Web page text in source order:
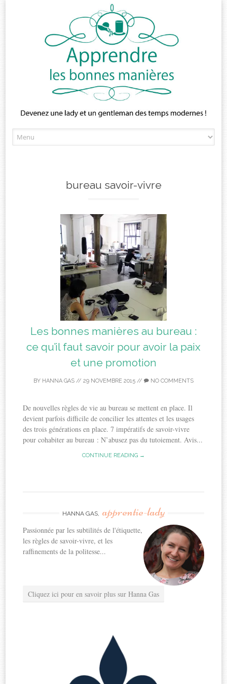
to
bureau savoir-vivre
Les bonnes manières au bureau :
ce qu’il faut savoir pour avoir la paix
et une promotion
BY HANNA GAS // 29 NOVEMBRE 2015 // NO COMMENTS
De nouvelles règles de vie au bureau se mettent en place. Il
devient parfois difficile de concilier les attentes et les usages
des trois générations en place. 7 impératifs de savoir-vivre
pour cohabiter au bureau : N’abusez pas du tutoiement. Avis...
CONTINUE READING →
HANNA GAS, apprentie-lady
Passionnée par les subtilités de l'étiquette,
les règles de savoir-vivre, et les
raffinements de la politesse...
Cliquez ici pour en savoir plus sur Hanna Gas